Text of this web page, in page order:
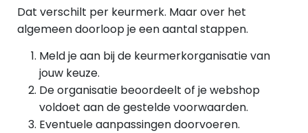
Dat verschilt per keurmerk. Maar over het
algemeen doorloop je een aantal stappen.
Meld je aan bij de keurmerkorganisatie van
jouw keuze.
De organisatie beoordeelt of je webshop
voldoet aan de gestelde voorwaarden.
Eventuele aanpassingen doorvoeren.